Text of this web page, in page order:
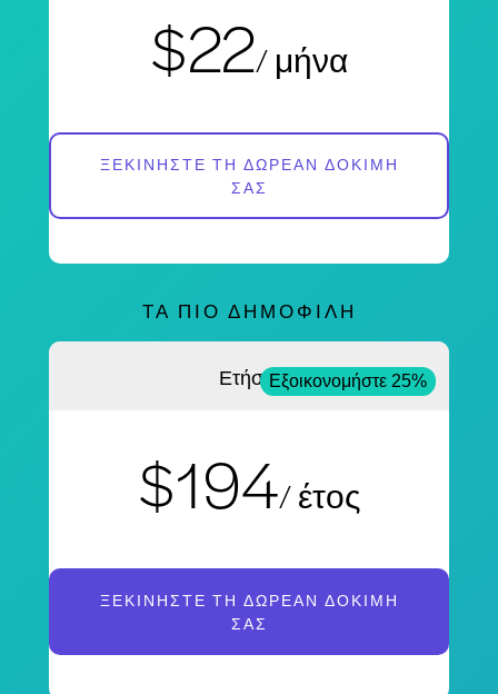
$22/ μήνα
ΞΕΚΙΝΉΣΤΕ ΤΗ ΔΩΡΕΆΝ ΔΟΚΙΜΉ
ΣΑΣ
ΤΑ ΠΙΟ ΔΗΜΟΦΙΛΉ
ΕτήσιαΕξοικονομήστε 25%
$194/ έτος
ΞΕΚΙΝΉΣΤΕ ΤΗ ΔΩΡΕΆΝ ΔΟΚΙΜΉ
ΣΑΣ